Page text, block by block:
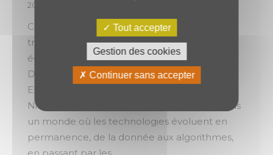
2026
Cette thématique, au cœur des
transformations numériques, a rythmé notre
échange lors de notre visite à DTiX
Datacenters aux côtés de Christophe Nicolle,
Elodie Dumas, Gianni Enjalbert, Susanna A. et
Nicolas Gros du Laboratoire CIAD – UBE. Dans
un monde où les technologies évoluent en
permanence, de la donnée aux algorithmes,
en passant par les…
Tout accepter
Gestion des cookies
Continuer sans accepter